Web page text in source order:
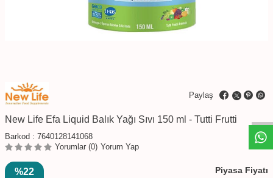
W
h
t
s
a
p
p
D
e
s
e
H
a
t
t
Paylaş
New Life Efa Liquid Balık Yağı Sıvı 150 ml - Tutti Frutti
Barkod : 7640128141068
Yorumlar (0) Yorum Yap
%22
Piyasa Fiyatı